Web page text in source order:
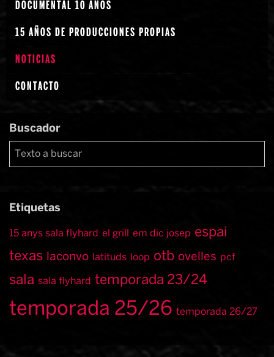
DOCUMENTAL 10 AÑOS
15 AÑOS DE PRODUCCIONES PROPIAS
NOTICIAS
CONTACTO
Buscador
Etiquetas
15 anys sala flyhard el grill em dic josep espai
texas
laconvo latituds loop otb ovelles pcf
sala sala flyhard temporada 23/24
temporada 25/26 temporada 26/27